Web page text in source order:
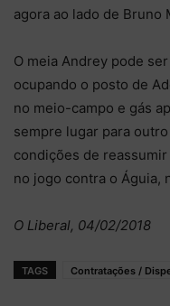
agora ao lado de Bruno
O meia Andrey pode
ocupando o posto de
no meio-campo e gás
sempre lugar para
condições de reassumir
no jogo contra o Águia,
O Liberal, 04/02/2018
TAGS Contratações /